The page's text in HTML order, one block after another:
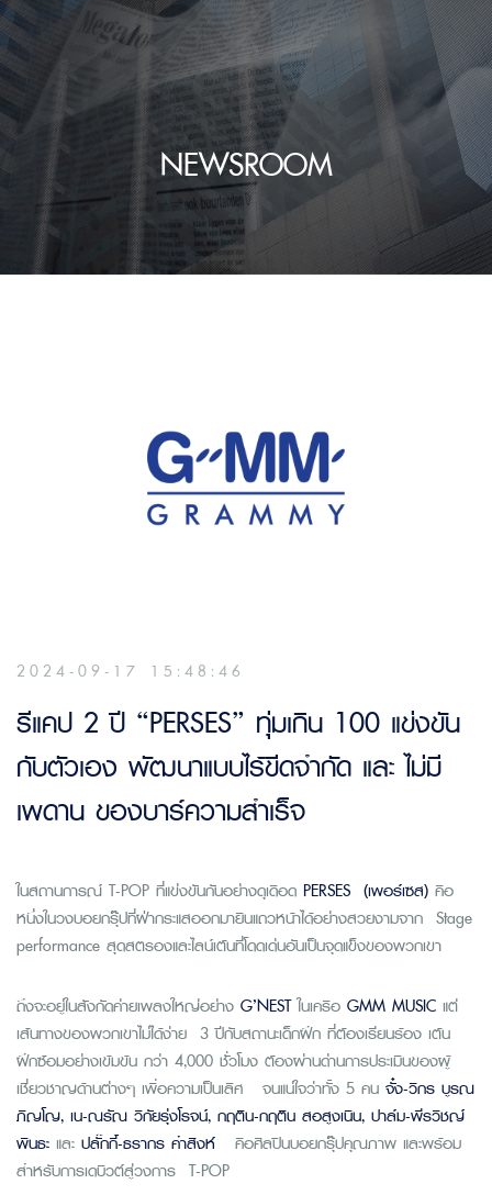
NEWSROOM
2024-09-17 15:48:46
รีแคป 2 ปี “PERSES” ทุ่มเกิน 100 แข่งขัน
กับตัวเอง พัฒนาแบบไร้ขีดจำกัด และ ไม่มี
เพดาน ของบาร์ความสำเร็จ
ในสถานการณ์ T-POP ที่แข่งขันกันอย่างดุเดือด PERSES (เพอร์เซส) คือ
หนึ่งในวงบอยกรุ๊ปที่ฝ่ากระแสออกมายืนแถวหน้าได้อย่างสวยงามจาก Stage
performance สุดสตรองและไลน์เต้นที่โดดเด่นอันเป็นจุดแข็งของพวกเขา
ถึงจะอยู่ในสังกัดค่ายเพลงใหญ่อย่าง G’NESTในเครือ GMM MUSIC แต่
เส้นทางของพวกเขาไม่ได้ง่าย 3 ปีกับสถานะเด็กฝึก ที่ต้องเรียนร้อง เต้น
ฝึกซ้อมอย่างเข้มข้น กว่า 4,000 ชั่วโมง ต้องผ่านด่านการประเมินของผู้
เชี่ยวชาญด้านต่างๆ เพื่อความเป็นเลิศ จนแน่ใจว่าทั้ง 5 คน จั๋ง-วิกร บูรณ
ภิญโญ, เน-ณรัณ วิกัยรุ่งโรจน์, กฤติน-กฤติน สอสูงเนิน, ปาล์ม-พีรวิชญ์
พินธะ และ ปลั๊กกี้-ธรากร คำสิงห์ คือศิลปินบอยกรุ๊ปคุณภาพ และพร้อม
สำหรับการเดบิวต์สู่วงการ T-POP